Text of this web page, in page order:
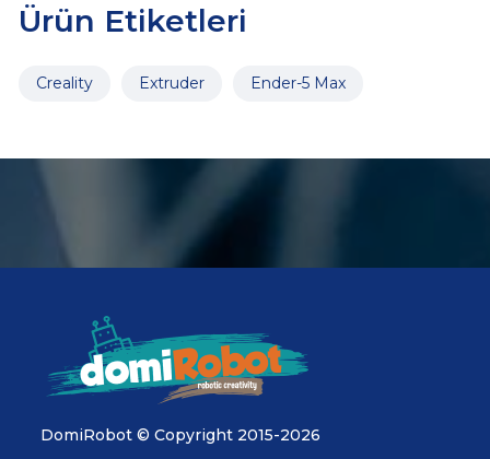
Ürün Etiketleri
Creality Extruder Ender-5 Max
DomiRobot © Copyright 2015-2026